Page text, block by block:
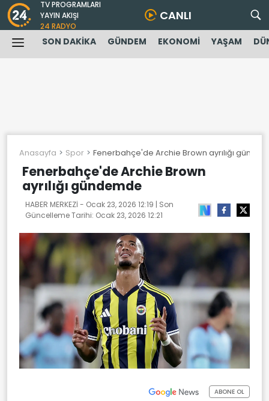
TV PROGRAMLARI
YAYIN AKIŞI
24 RADYO
CANLI
SON DAKİKA GÜNDEM EKONOMİ YAŞAM
Anasayfa Spor Fenerbahçe'de Archie Brown ayrılığı
Fenerbahçe'de Archie Brown
ayrılığı gündemde
HABER MERKEZİ - Ocak 23, 2026 12:19 | Son
Güncelleme Tarihi: Ocak 23, 2026 12:21
ABONE OL